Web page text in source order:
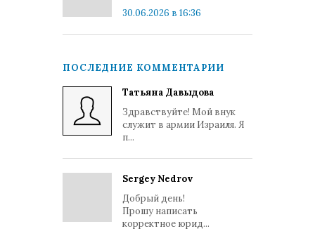
30.06.2026 в 16:36
ПОСЛЕДНИЕ КОММЕНТАРИИ
Татьяна Давыдова
Здравствуйте! Мой внук
служит в армии Израиля. Я
п...
Sergey Nedrov
Добрый день!
Прошу написать
корректное юрид...